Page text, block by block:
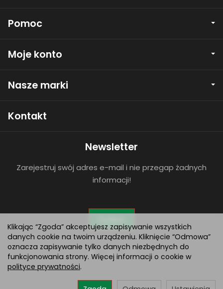
Pomoc
Moje konto
Nasze marki
Kontakt
Newsletter
Zarejestruj swój adres e-mail i nie przegap żadnych
informacji!
Klikając “Zgoda” akceptujesz zapisywanie wszystkich
danych cookie na twoim urządzeniu. Kliknięcie “Odmowa”
oznacza zapisywanie tylko danych niezbędnych do
funkcjonowania strony. Więcej informacji o cookie w
polityce prywatności.